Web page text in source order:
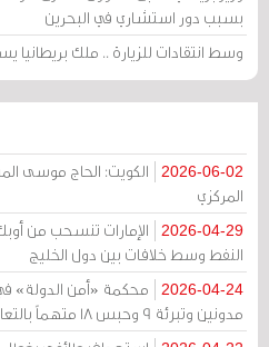
بسبب دور استشاري في البحرين
وسط انتقادات للزيارة .. ملك
2026-06-02
الكويت: الحاج موسى
المركزي
2026-04-29
الإمارات تنسحب من
النفط وسط خلافات بين دول الخليج
2026-04-24
مدونين وتبرئة 9 وحبس 18 متهماً بالتعاطف مع إيران